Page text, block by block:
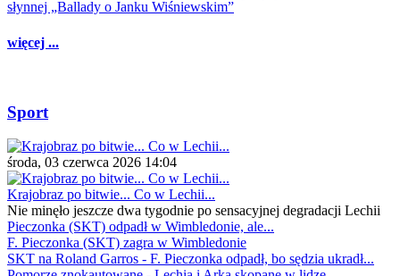
słynnej „Ballady o Janku Wiśniewskim”
więcej ...
Sport
środa, 03 czerwca 2026 14:04
Krajobraz po bitwie... Co w Lechii...
Nie minęło jeszcze dwa tygodnie po sensacyjnej degradacji Lechii
Pieczonka (SKT) odpadł w Wimbledonie, ale...
F. Pieczonka (SKT) zagra w Wimbledonie
SKT na Roland Garros - F. Pieczonka odpadł, bo sędzia ukradł...